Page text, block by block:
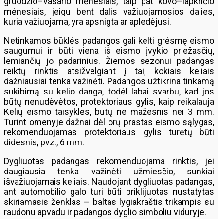
mėnesiais, jeigu bent dalis važiuojamosios dalies,
kuria važiuojama, yra apsnigta ar apledėjusi.
Netinkamos būklės padangos gali kelti grėsmę eismo
saugumui ir būti viena iš eismo įvykio priežasčių,
lemiančių jo padarinius. Žiemos sezonui padangas
reiktų rinktis atsižvelgiant į tai, kokiais keliais
dažniausiai tenka važinėti. Padangos užtikrina tinkamą
sukibimą su kelio danga, todėl labai svarbu, kad jos
būtų nenudėvėtos, protektoriaus gylis, kaip reikalauja
Kelių eismo taisyklės, būtų ne mažesnis nei 3 mm.
Turint omenyje dažnai dėl orų prastas eismo sąlygas,
rekomenduojamas protektoriaus gylis turėtų būti
didesnis, pvz., 6 mm.
Dygliuotas padangas rekomenduojama rinktis, jei
daugiausia tenka važinėti užmiesčio, sunkiai
išvažiuojamais keliais. Naudojant dygliuotas padangas,
ant automobilio galo turi būti priklijuotas nustatytas
skiriamasis ženklas – baltas lygiakraštis trikampis su
raudonu apvadu ir padangos dyglio simboliu viduryje.